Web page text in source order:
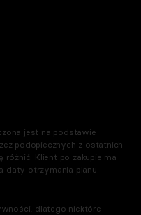
jest na podstawie
podopiecznych z ostatnich
różnić. Klient po zakupie ma
daty otrzymania planu.
dlatego niektóre